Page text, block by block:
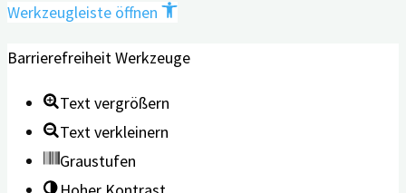
Werkzeugleiste öffnen
Barrierefreiheit Werkzeuge
Text vergrößern
Text verkleinern
Graustufen